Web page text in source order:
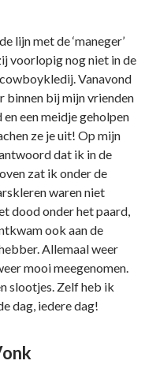
lijn met de ‘maneger’
voorlopig nog niet in de
Vanavond
binnen bij mijn vrienden
een meidje geholpen
ze je uit! Op mijn
dat ik in de
zat ik onder de
waren niet
dood onder het paard,
ook aan de
Allemaal weer
mooi meegenomen.
slootjes. Zelf heb ik
dag, iedere dag!